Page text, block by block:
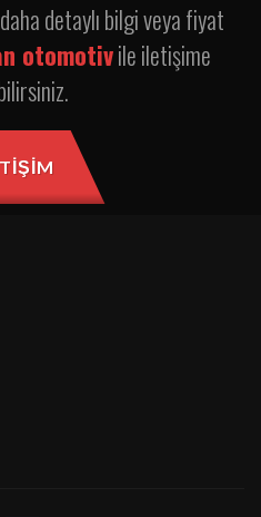
detaylı bilgi veya fiyat
otomotivile iletişime